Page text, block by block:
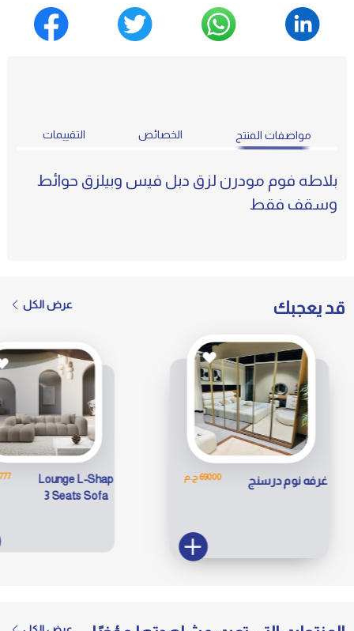
مواصفات المنتج الخصائص التقييمات
بلاطه فوم مودرن لزق دبل فيس وبيلزق حوائط
وسقف فقط
قد يعجبك عرض الكل
غرفه نوم درسنج 69000 ج.م Lounge L-Shap
3 Seats Sofa